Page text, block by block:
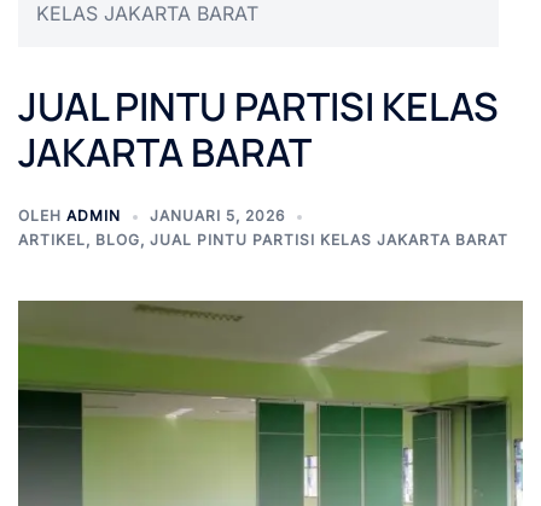
KELAS JAKARTA BARAT
JUAL PINTU PARTISI KELAS
JAKARTA BARAT
OLEH ADMIN
JANUARI 5, 2026
ARTIKEL, BLOG, JUAL PINTU PARTISI KELAS JAKARTA BARAT